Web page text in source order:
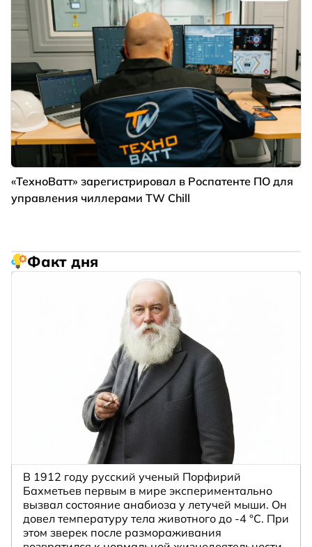
«ТехноВатт» зарегистрировал в Роспатенте ПО для
управления чиллерами TW Chill
Факт дня
В 1912 году русский ученый Порфирий
Бахметьев первым в мире экспериментально
вызвал состояние анабиоза у летучей мыши. Он
довел температуру тела животного до -4 °C. При
этом зверек после размораживания